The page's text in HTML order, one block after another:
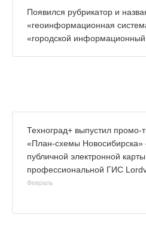
Появился рубрикатор и
«геоинформационная
«городской информационный
Техноград+ выпустил промо-
«План-схемы
публичной электронной
профессиональной ГИС
Февраль